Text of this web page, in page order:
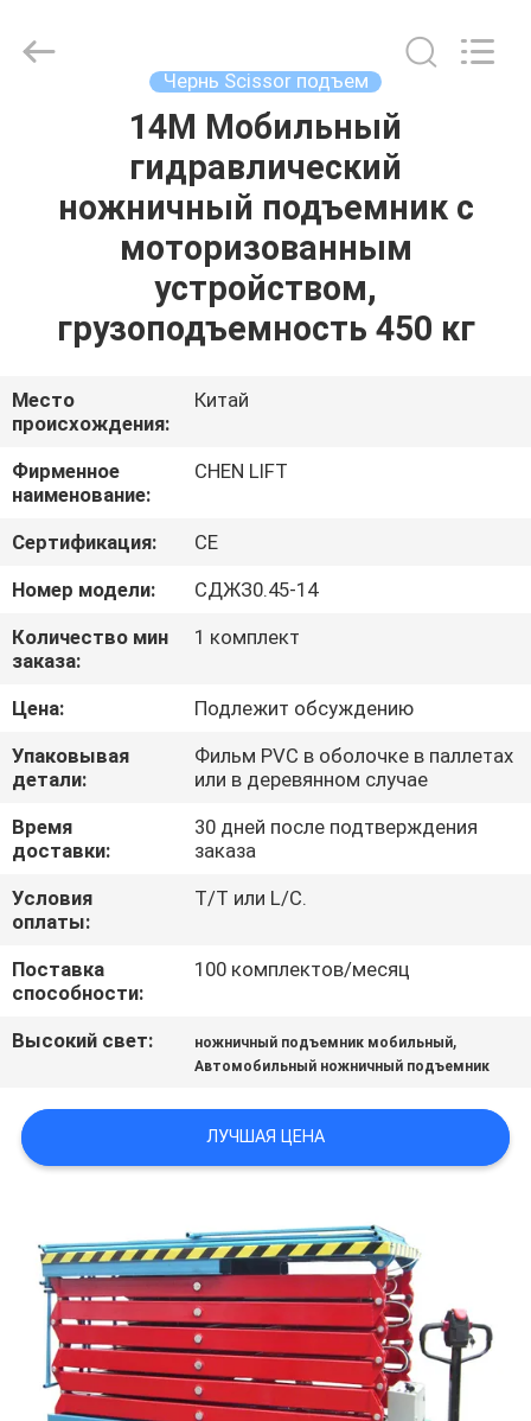
ПРОДУКТЫ
НАС
ЭКСКУРСИЯ
ПО
ЗАВОДУ
КОНТРОЛЬ
КАЧЕСТВА
СВЯЖИТЕСЬ
С
НАМИ
НОВОСТИ
ЗАПРОСИТЕ
ЦИТАТУ
САЙТА
ПОЛИТИКА
КОНФИДЕНЦИАЛЬНОСТИ
Чернь Scissor подъем
14M Мобильный
гидравлический
ножничный подъемник с
моторизованным
устройством,
грузоподъемность 450 кг
Место
происхождения:
Китай
Фирменное
наименование:
CHEN LIFT
Сертификация:
CE
Номер модели:
СДЖЗ0.45-14
Количество мин
заказа:
1 комплект
Цена:
Подлежит обсуждению
Упаковывая
детали:
Фильм PVC в оболочке в паллетах
или в деревянном случае
Время
доставки:
30 дней после подтверждения
заказа
Условия
оплаты:
T/T или L/C.
Поставка
способности:
100 комплектов/месяц
Высокий свет: ножничный подъемник мобильный,
Автомобильный ножничный подъемник
ЛУЧШАЯ ЦЕНА